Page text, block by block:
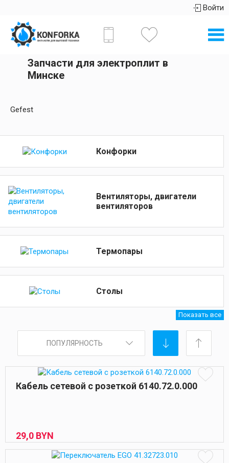
Войти
Запчасти для электроплит в
Минске
Gefest
Конфорки
Вентиляторы, двигатели
вентиляторов
Термопары
Столы
Показать все
ПОПУЛЯРНОСТЬ
Кабель сетевой с розеткой 6140.72.0.000
29,0 BYN